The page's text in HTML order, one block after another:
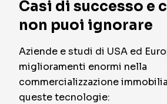
Casi di successo e
non puoi ignorare
Aziende e studi di USA ed
miglioramenti enormi nella
commercializzazione
queste tecnologie: